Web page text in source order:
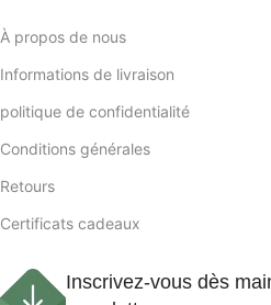
À propos de nous
Informations de livraison
politique de confidentialité
Conditions générales
Retours
Certificats cadeaux
Inscrivez-vous dès